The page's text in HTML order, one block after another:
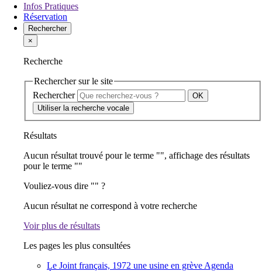
Infos Pratiques
Réservation
Rechercher
×
Recherche
Rechercher sur le site
Rechercher
Utiliser la recherche vocale
Résultats
Aucun résultat trouvé pour le terme "", affichage des résultats
pour le terme ""
Vouliez-vous dire "" ?
Aucun résultat ne correspond à votre recherche
Voir plus de résultats
Les pages les plus consultées
Le Joint français, 1972 une usine en grève Agenda